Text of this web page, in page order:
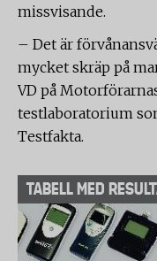
missvisande.
– Det är
mycket skräp på
VD på
testlaboratorium
Testfakta.
TABELL MED